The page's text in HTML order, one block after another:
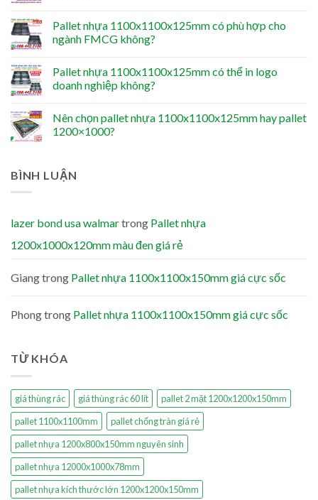
Pallet nhựa 1100x1100x125mm có phù hợp cho
ngành FMCG không?
Pallet nhựa 1100x1100x125mm có thể in logo
doanh nghiệp không?
Nên chọn pallet nhựa 1100x1100x125mm hay pallet
1200×1000?
BÌNH LUẬN
lazer bond usa walmartrong Pallet nhựa
1200x1000x120mm màu đen giá rẻ
Giangtrong Pallet nhựa 1100x1100x150mm giá cực sốc
Phongtrong Pallet nhựa 1100x1100x150mm giá cực sốc
TỪ KHÓA
giá thùng rác giá thùng rác 60 lít
pallet 2 mặt 1200x1200x150mm
pallet 1100x1100mm
pallet chống tràn giá rẻ
pallet nhựa 1200x800x150mm nguyên sinh
pallet nhựa 12000x1000x78mm
pallet nhựa kích thước lớn 1200x1200x150mm